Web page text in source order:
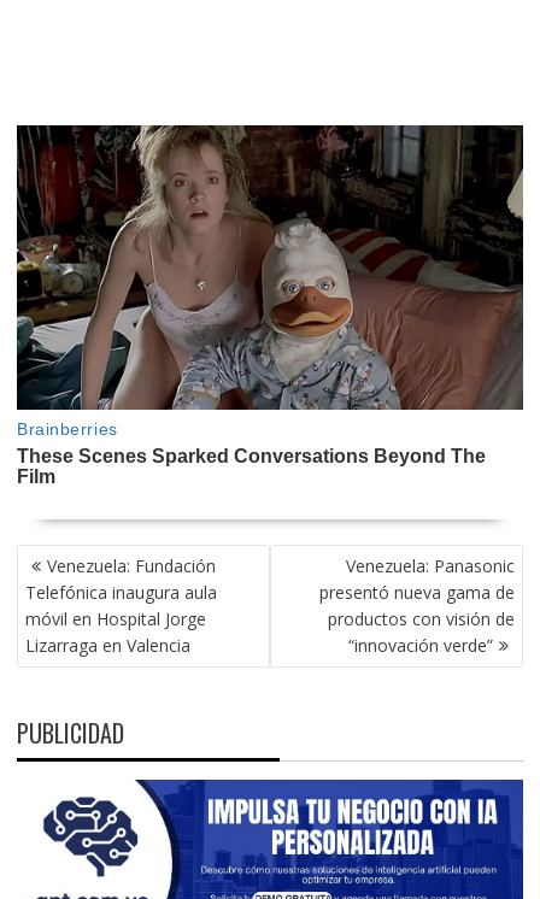
NAVEGACIÓN
DE
ENTRADAS
Venezuela: Fundación
Telefónica inaugura aula
móvil en Hospital Jorge
Lizarraga en Valencia
Venezuela: Panasonic
presentó nueva gama de
productos con visión de
“innovación verde”
PUBLICIDAD